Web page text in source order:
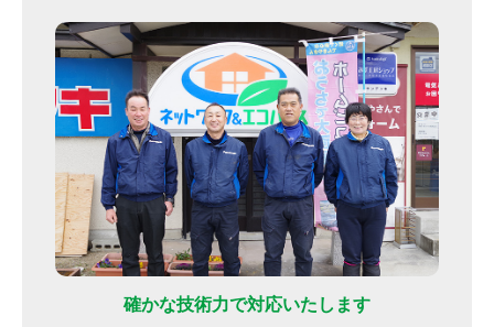
確かな技術力で対応いたします